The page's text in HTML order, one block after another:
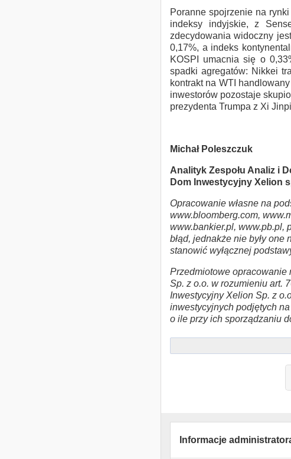
Poranne spojrzenie na
indeksy indyjskie, z
zdecydowania widoczny
0,17%, a indeks
KOSPI umacnia się o
spadki agregatów: Nikkei
kontrakt na WTI
inwestorów pozostaje
prezydenta Trumpa z Xi
Michał Poleszczuk
Analityk Zespołu Analiz i
Dom Inwestycyjny Xelion
Opracowanie własne na
www.bloomberg.com,
www.bankier.pl, www.pb.pl,
błąd, jednakże nie były
stanowić wyłącznej
Przedmiotowe opracowanie
Sp. z o.o. w rozumieniu art.
Inwestycyjny Xelion Sp. z
inwestycyjnych podjętych
o ile przy ich sporządzaniu
Informacje